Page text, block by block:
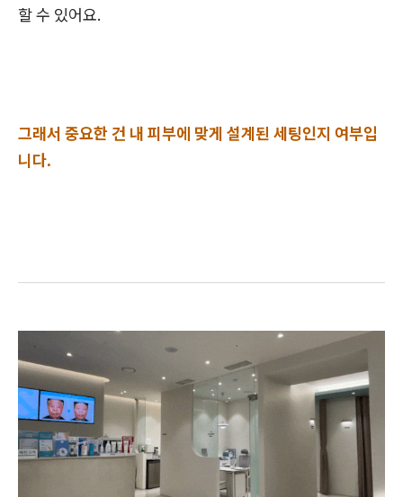
할 수 있어요.
그래서 중요한 건 내 피부에 맞게 설계된 세팅인지 여부입
니다.